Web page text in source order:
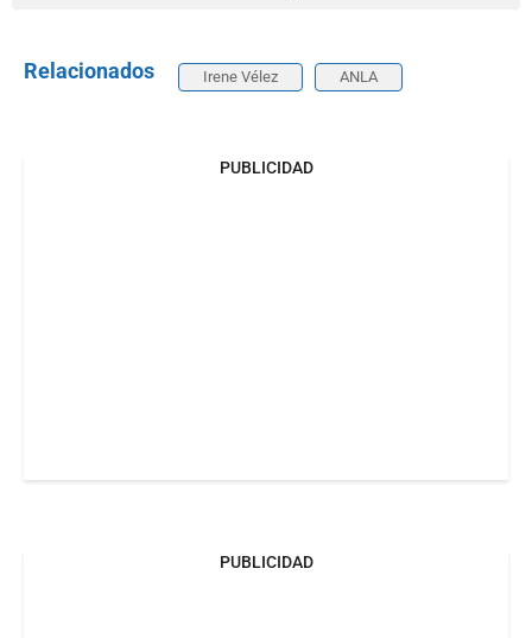
Relacionados Irene Vélez ANLA
PUBLICIDAD
PUBLICIDAD